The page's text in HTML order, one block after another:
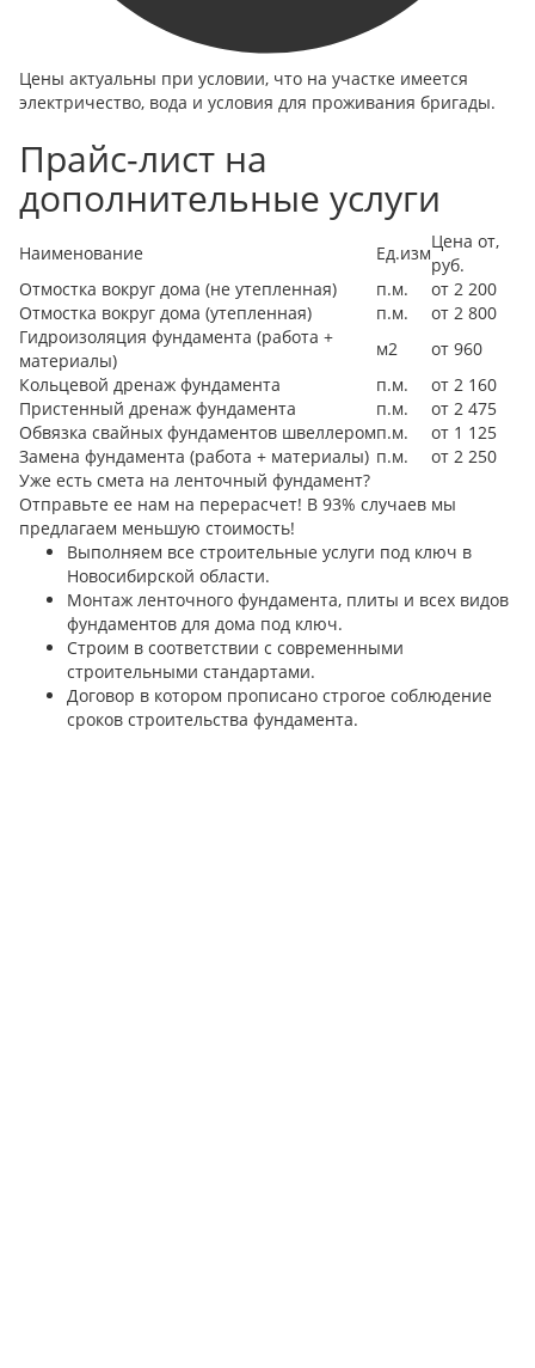
Цены актуальны при условии, что на участке имеется
электричество, вода и условия для проживания бригады.
Прайс-лист на
дополнительные услуги
Наименование Ед.изм
Цена от,
руб.
Отмостка вокруг дома (не утепленная)
п.м.
от 2 200
Отмостка вокруг дома (утепленная)
п.м.
от 2 800
Гидроизоляция фундамента (работа +
материалы)
м2
от 960
Кольцевой дренаж фундамента
п.м.
от 2 160
Пристенный дренаж фундамента
п.м.
от 2 475
Обвязка свайных фундаментов швеллеромп.м.
от 1 125
Замена фундамента (работа + материалы) п.м.
от 2 250
Уже есть смета на ленточный фундамент?
Отправьте ее нам на перерасчет! В 93% случаев мы
предлагаем меньшую стоимость!
Выполняем все строительные услуги под ключ в
Новосибирской области.
Монтаж ленточного фундамента, плиты и всех видов
фундаментов для дома под ключ.
Строим в соответствии с современными
строительными стандартами.
Договор в котором прописано строгое соблюдение
сроков строительства фундамента.